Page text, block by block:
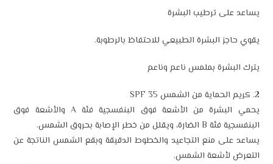
يساعد على ترطيب البشرة
يقوي حاجز البشرة الطبيعي للاحتفاظ بالرطوبة.
يترك البشرة بملمس ناعم وناعم
2. كريم الحماية من الشمس SPF 35
يحمي البشرة من الأشعة فوق البنفسجية فئة A والأشعة فوق
البنفسجية فئة B الضارة، ويقلل من خطر الإصابة بحروق الشمس.
يساعد على منع التجاعيد والخطوط الدقيقة وبقع الشمس الناتجة عن
التعرض لأشعة الشمس.